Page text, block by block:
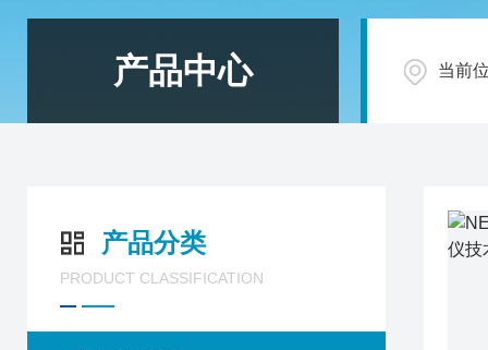
产品中心 当前
产品分类
PRODUCT CLASSIFICATION